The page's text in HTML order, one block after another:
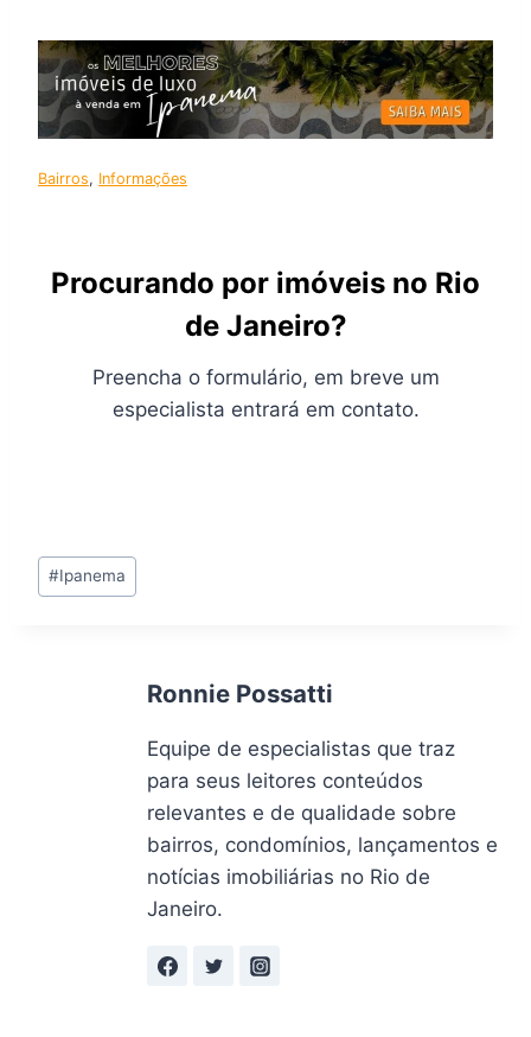
Bairros, Informações
Procurando por imóveis no Rio
de Janeiro?
Preencha o formulário, em breve um
especialista entrará em contato.
Tags
do
#Ipanema
Ronnie Possatti
Equipe de especialistas que traz
para seus leitores conteúdos
relevantes e de qualidade sobre
bairros, condomínios, lançamentos e
notícias imobiliárias no Rio de
Janeiro.